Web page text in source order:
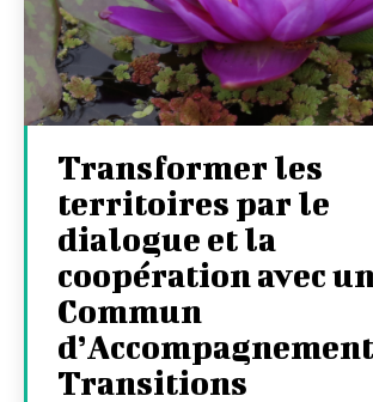
Transformer les
territoires par le
dialogue et la
coopération avec un
Commun
Transitions